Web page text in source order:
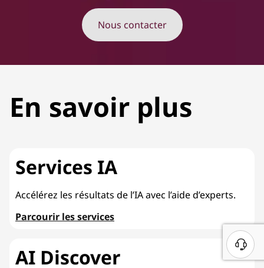
Nous contacter
En savoir plus
Services IA
Accélérez les résultats de l’IA avec l’aide d’experts.
Parcourir les services
AI Discover